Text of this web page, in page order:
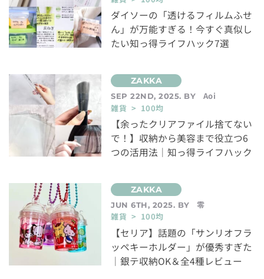
ダイソーの「透けるフィルムふせ
ん」が万能すぎる！今すぐ真似し
たい知っ得ライフハック7選
SEP 22ND, 2025. BY
Aoi
雑貨 > 100均
【余ったクリアファイル捨てない
で！】収納から美容まで役立つ6
つの活用法｜知っ得ライフハック
JUN 6TH, 2025. BY
零
雑貨 > 100均
【セリア】話題の「サンリオフラ
ッペキーホルダー」が優秀すぎた
｜銀テ収納OK＆全4種レビュー